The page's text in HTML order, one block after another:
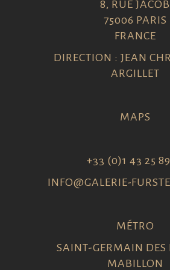
8, RUE JACOB
75006 PARIS
FRANCE
DIRECTION : JEAN
ARGILLET
MAPS
+33 (0)1 43 25
INFO@GALERIE-
MÉTRO
SAINT-GERMAIN DES
MABILLON